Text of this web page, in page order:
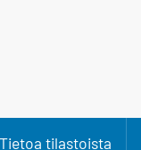
Tietoa tilastoista